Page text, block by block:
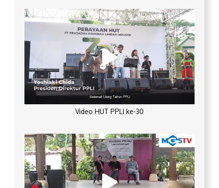
Video HUT PPLI ke-30